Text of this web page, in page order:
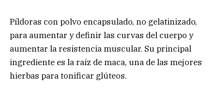
Píldoras con polvo encapsulado, no gelatinizado,
para aumentar y definir las curvas del cuerpo y
aumentar la resistencia muscular. Su principal
ingrediente es la raíz de maca, una de las mejores
hierbas para tonificar glúteos.